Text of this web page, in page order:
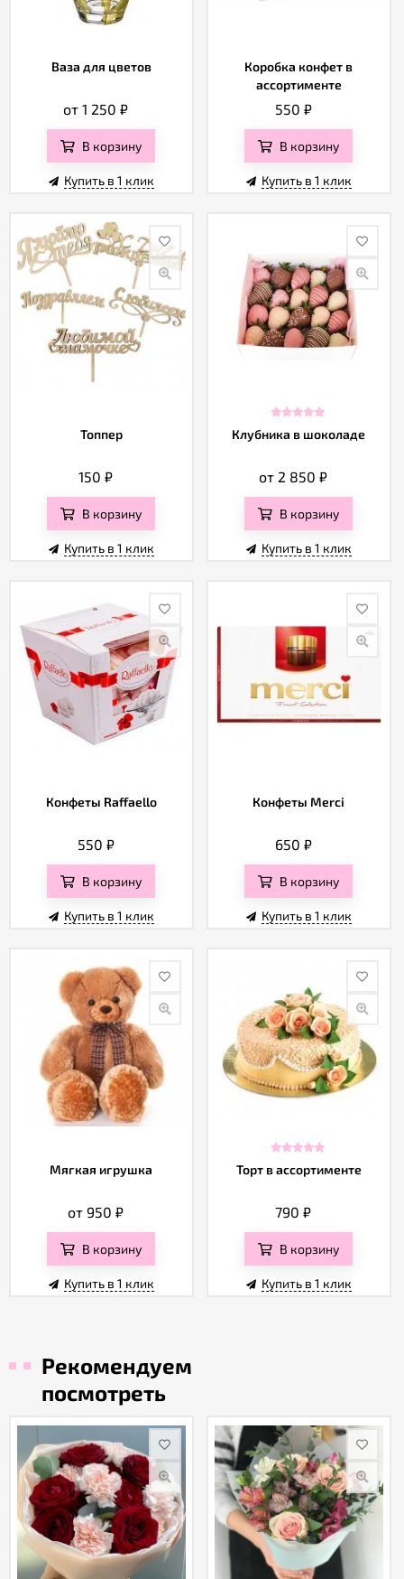
Ваза для цветов
от 1 250₽
В корзину
Купить в 1 клик
Коробка конфет в
ассортименте
550 ₽
В корзину
Купить в 1 клик
Топпер
150₽
В корзину
Купить в 1 клик
Клубника в шоколаде
от 2 850₽
В корзину
Купить в 1 клик
Конфеты Raffaello
550 ₽
В корзину
Купить в 1 клик
Конфеты Merci
650 ₽
В корзину
Купить в 1 клик
Мягкая игрушка
от 950₽
В корзину
Купить в 1 клик
Торт в ассортименте
790₽
В корзину
Купить в 1 клик
Рекомендуем
посмотреть